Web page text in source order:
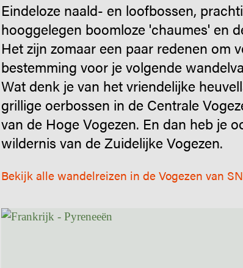
Eindeloze naald- en loofbossen,
hooggelegen boomloze 'chaumes' en
Het zijn zomaar een paar redenen om
bestemming voor je volgende
Wat denk je van het vriendelijke
grillige oerbossen in de Centrale
van de Hoge Vogezen. En dan heb je
wildernis van de Zuidelijke Vogezen.
Bekijk alle wandelreizen in de Vogezen van